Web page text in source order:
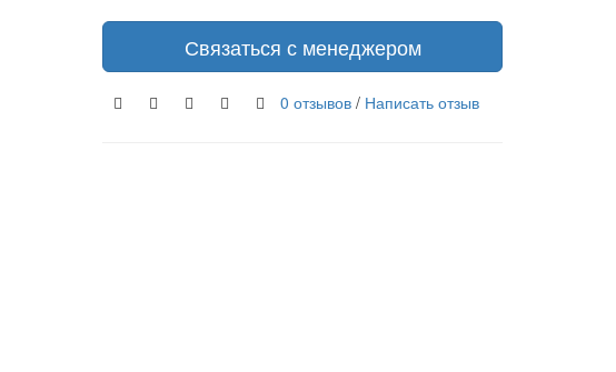
Связаться с менеджером
0 отзывов / Написать отзыв